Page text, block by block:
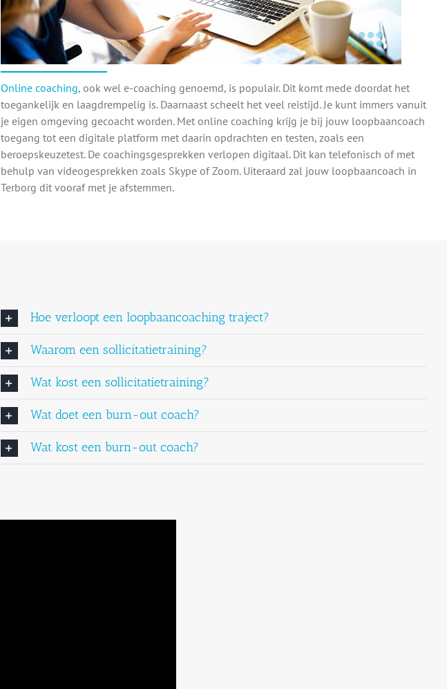
Online coaching, ook wel e-coaching genoemd, is populair. Dit komt mede doordat het
toegankelijk en laagdrempelig is. Daarnaast scheelt het veel reistijd. Je kunt immers vanuit
je eigen omgeving gecoacht worden. Met online coaching krijg je bij jouw loopbaancoach
toegang tot een digitale platform met daarin opdrachten en testen, zoals een
beroepskeuzetest. De coachingsgesprekken verlopen digitaal. Dit kan telefonisch of met
behulp van videogesprekken zoals Skype of Zoom. Uiteraard zal jouw loopbaancoach in
Terborg dit vooraf met je afstemmen.
Hoe verloopt een loopbaancoaching traject?
Waarom een sollicitatietraining?
Wat kost een sollicitatietraining?
Wat doet een burn-out coach?
Wat kost een burn-out coach?